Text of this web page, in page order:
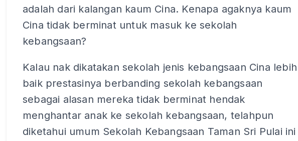
adalah dari kalangan kaum Cina. Kenapa agaknya kaum
Cina tidak berminat untuk masuk ke sekolah
kebangsaan?
Kalau nak dikatakan sekolah jenis kebangsaan Cina lebih
baik prestasinya berbanding sekolah kebangsaan
sebagai alasan mereka tidak berminat hendak
menghantar anak ke sekolah kebangsaan, telahpun
diketahui umum Sekolah Kebangsaan Taman Sri Pulai ini